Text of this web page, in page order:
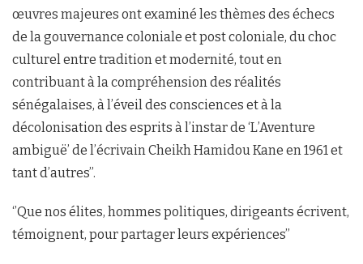
œuvres majeures ont examiné les thèmes des échecs
de la gouvernance coloniale et post coloniale, du choc
culturel entre tradition et modernité, tout en
contribuant à la compréhension des réalités
sénégalaises, à l’éveil des consciences et à la
décolonisation des esprits à l’instar de ‘L’Aventure
ambiguë’ de l’écrivain Cheikh Hamidou Kane en 1961 et
tant d’autres’’.
‘’Que nos élites, hommes politiques, dirigeants écrivent,
témoignent, pour partager leurs expériences’’